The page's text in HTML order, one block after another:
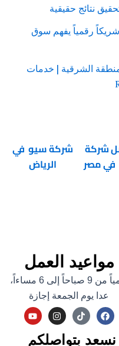
نتائج حقيقية
رقمياً يفهم سوق
الشرقية | خدمات
شركة
مصر
شركة سيو في
الرياض
مواعيد العمل
يومياً من 9 صباحاً إلى 6 مساءاً،
عدا يوم الجمعة إجازة
F
a
c
e
I
n
s
t
Y
o
u
t
نسعد بتواصلكم